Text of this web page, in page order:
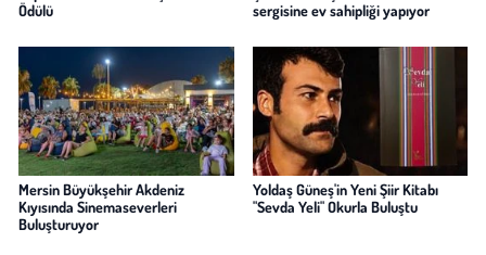
Ödülü
sergisine ev sahipliği yapıyor
Mersin Büyükşehir Akdeniz
Kıyısında Sinemaseverleri
Buluşturuyor
Yoldaş Güneş'in Yeni Şiir Kitabı
"Sevda Yeli" Okurla Buluştu